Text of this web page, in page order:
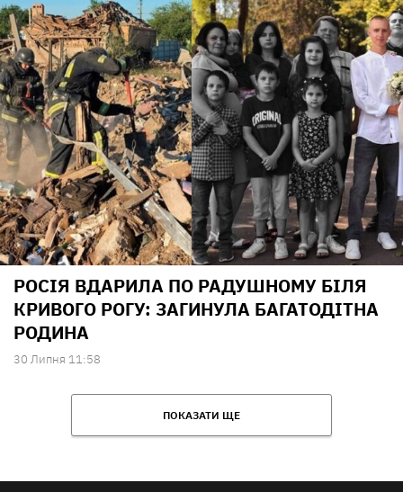
РОСІЯ ВДАРИЛА ПО РАДУШНОМУ БІЛЯ
КРИВОГО РОГУ: ЗАГИНУЛА БАГАТОДІТНА
РОДИНА
30 Липня 11:58
ПОКАЗАТИ ЩЕ